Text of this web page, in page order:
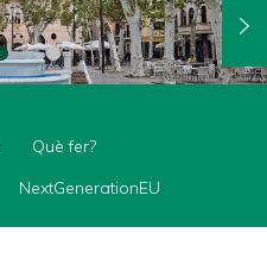
Què fer?
NextGenerationEU